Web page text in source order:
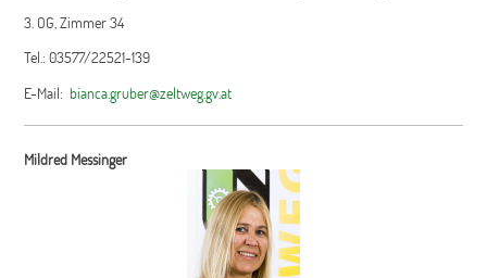
3. OG, Zimmer 34
Tel.: 03577/22521-139
E-Mail: bianca.gruber@zeltweg.gv.at
Mildred Messinger